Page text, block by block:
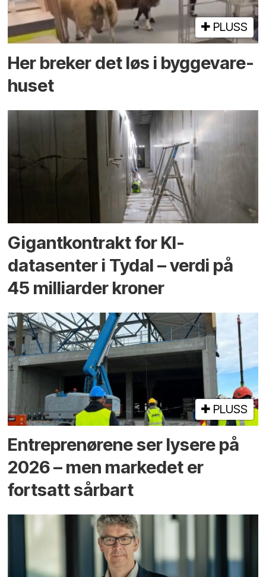
PLUSS
Her breker det løs i bygge­vare­
huset
Gigantkontrakt for KI-
datasenter i Tydal – verdi på
45 milliarder kroner
PLUSS
Entreprenørene ser lysere på
2026 – men markedet er
fortsatt sårbart